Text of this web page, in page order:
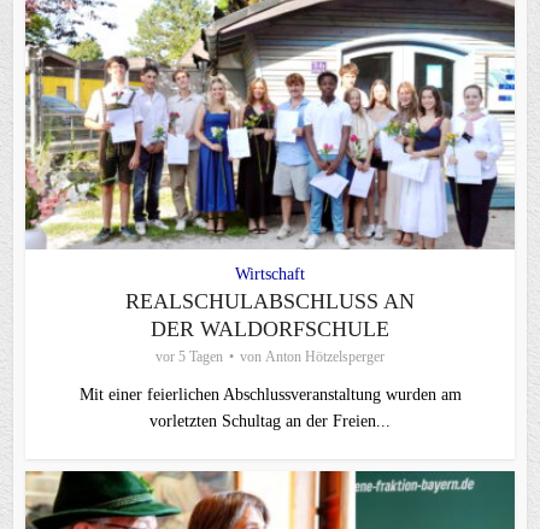
Wirtschaft
REALSCHULABSCHLUSS AN
DER WALDORFSCHULE
vor 5 Tagen von Anton Hötzelsperger
Mit einer feierlichen Abschlussveranstaltung wurden am
vorletzten Schultag an der Freien...